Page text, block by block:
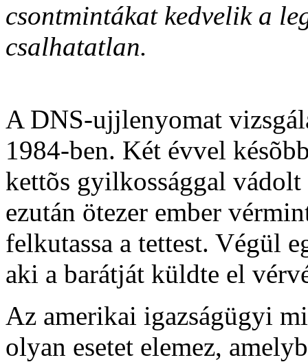
csontmintákat kedvelik a
csalhatatlan.
A DNS-ujjlenyomat
1984-ben. Két évvel
kettõs gyilkossággal
ezután ötezer ember
felkutassa a tettest. Végül
aki a barátját küldte el
Az amerikai igazságügyi
olyan esetet elemez,